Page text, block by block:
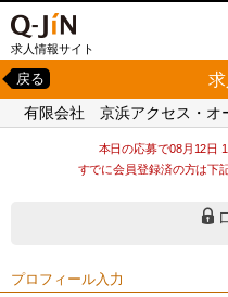
求人情報サイト
戻る
有限会社 京浜アクセス・オ
本日の応募で08月12日
すでに会員登録済の方は下
プロフィール入力